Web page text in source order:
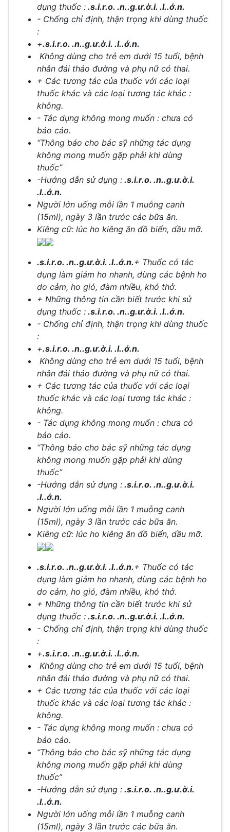
dụng thuốc : .s.i.r.o. .n..g.ư.ờ.i. .l..ớ.n.
- Chống chỉ định, thận trọng khi dùng thuốc
:
+.s.i.r.o. .n..g.ư.ờ.i. .l..ớ.n.
Không dùng cho trẻ em dưới 15 tuổi, bệnh
nhân đái tháo đường và phụ nữ có thai.
+ Các tương tác của thuốc với các loại
thuốc khác và các loại tương tác khác :
không.
- Tác dụng không mong muốn : chưa có
báo cáo.
“Thông báo cho bác sỹ những tác dụng
không mong muốn gặp phải khi dùng
thuốc”
-Hướng dẫn sử dụng : .s.i.r.o. .n..g.ư.ờ.i.
.l..ớ.n.
Người lớn uống mỗi lần 1 muỗng canh
(15ml), ngày 3 lần trước các bữa ăn.
Kiêng cữ: lúc ho kiêng ăn đồ biển, dầu mỡ.
.s.i.r.o. .n..g.ư.ờ.i. .l..ớ.n.+ Thuốc có tác
dụng làm giảm ho nhanh, dùng các bệnh ho
do cảm, ho gió, đàm nhiều, khó thở.
+ Những thông tin cần biết trước khi sử
dụng thuốc : .s.i.r.o. .n..g.ư.ờ.i. .l..ớ.n.
- Chống chỉ định, thận trọng khi dùng thuốc
:
+.s.i.r.o. .n..g.ư.ờ.i. .l..ớ.n.
Không dùng cho trẻ em dưới 15 tuổi, bệnh
nhân đái tháo đường và phụ nữ có thai.
+ Các tương tác của thuốc với các loại
thuốc khác và các loại tương tác khác :
không.
- Tác dụng không mong muốn : chưa có
báo cáo.
“Thông báo cho bác sỹ những tác dụng
không mong muốn gặp phải khi dùng
thuốc”
-Hướng dẫn sử dụng : .s.i.r.o. .n..g.ư.ờ.i.
.l..ớ.n.
Người lớn uống mỗi lần 1 muỗng canh
(15ml), ngày 3 lần trước các bữa ăn.
Kiêng cữ: lúc ho kiêng ăn đồ biển, dầu mỡ.
.s.i.r.o. .n..g.ư.ờ.i. .l..ớ.n.+ Thuốc có tác
dụng làm giảm ho nhanh, dùng các bệnh ho
do cảm, ho gió, đàm nhiều, khó thở.
+ Những thông tin cần biết trước khi sử
dụng thuốc : .s.i.r.o. .n..g.ư.ờ.i. .l..ớ.n.
- Chống chỉ định, thận trọng khi dùng thuốc
:
+.s.i.r.o. .n..g.ư.ờ.i. .l..ớ.n.
Không dùng cho trẻ em dưới 15 tuổi, bệnh
nhân đái tháo đường và phụ nữ có thai.
+ Các tương tác của thuốc với các loại
thuốc khác và các loại tương tác khác :
không.
- Tác dụng không mong muốn : chưa có
báo cáo.
“Thông báo cho bác sỹ những tác dụng
không mong muốn gặp phải khi dùng
thuốc”
-Hướng dẫn sử dụng : .s.i.r.o. .n..g.ư.ờ.i.
.l..ớ.n.
Người lớn uống mỗi lần 1 muỗng canh
(15ml), ngày 3 lần trước các bữa ăn.